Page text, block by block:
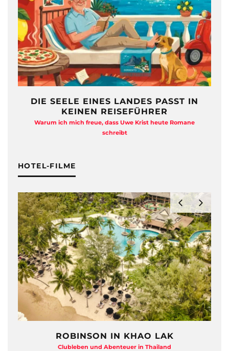
DIE SEELE EINES LANDES PASST IN
KEINEN REISEFÜHRER
Warum ich mich freue, dass Uwe Krist heute Romane
schreibt
HOTEL-FILME
ROBINSON IN KHAO LAK
Clubleben und Abenteuer in Thailand